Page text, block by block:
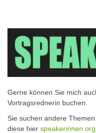
Gerne können Sie mich
Vortragsrednerin buchen.
Sie suchen andere
diese hier speakerinnen.org